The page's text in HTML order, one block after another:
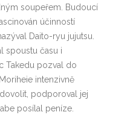
soupeřem. Budoucí
účinností
Daito-ryu jujutsu.
spoustu času i
Takedu pozval do
intenzivně
podporoval jej
posílal peníze.